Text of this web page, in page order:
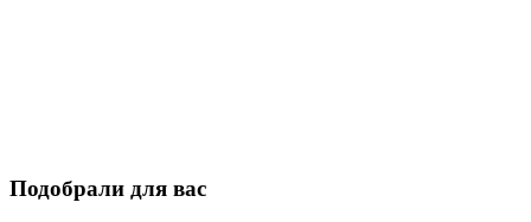
Подобрали для вас